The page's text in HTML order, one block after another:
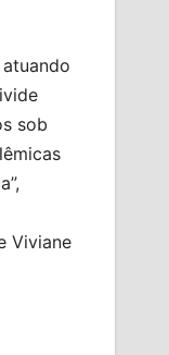
sob
Viviane